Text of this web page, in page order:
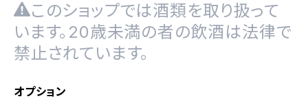
このショップでは酒類を取り扱って
います。20歳未満の者の飲酒は法律で
禁止されています。
オプション